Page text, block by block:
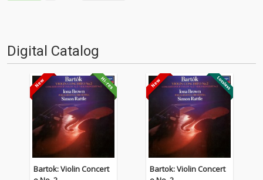
Digital Catalog
Bartok: Violin Concert
Bartok: Violin Concert